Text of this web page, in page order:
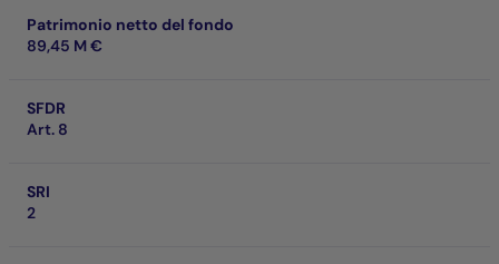
Patrimonio netto del fondo
89,45 M €
SFDR
Art. 8
SRI
2